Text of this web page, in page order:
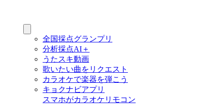
全国採点グランプリ
分析採点AI＋
うたスキ動画
歌いたい曲をリクエスト
カラオケで楽器を弾こう
キョクナビアプリ
スマホがカラオケリモコン